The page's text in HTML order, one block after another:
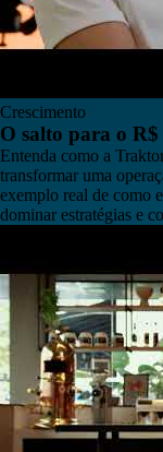
Crescimento
O salto para o
Entenda como a
transformar uma
exemplo real de como
dominar estratégias e